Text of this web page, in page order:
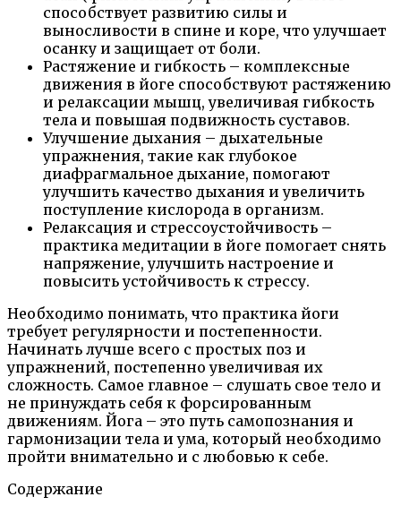
способствует развитию силы и
выносливости в спине и коре, что улучшает
осанку и защищает от боли.
Растяжение и гибкость – комплексные
движения в йоге способствуют растяжению
и релаксации мышц, увеличивая гибкость
тела и повышая подвижность суставов.
Улучшение дыхания – дыхательные
упражнения, такие как глубокое
диафрагмальное дыхание, помогают
улучшить качество дыхания и увеличить
поступление кислорода в организм.
Релаксация и стрессоустойчивость –
практика медитации в йоге помогает снять
напряжение, улучшить настроение и
повысить устойчивость к стрессу.
Необходимо понимать, что практика йоги
требует регулярности и постепенности.
Начинать лучше всего с простых поз и
упражнений, постепенно увеличивая их
сложность. Самое главное – слушать свое тело и
не принуждать себя к форсированным
движениям. Йога – это путь самопознания и
гармонизации тела и ума, который необходимо
пройти внимательно и с любовью к себе.
Содержание